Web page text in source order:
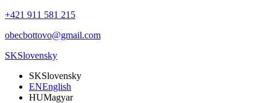
+421 911 581 215
obecbottovo@gmail.com
SKSlovensky
SKSlovensky
ENEnglish
HUMagyar